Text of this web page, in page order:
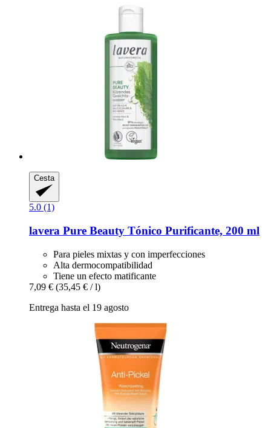
Cesta
5.0 (1)
lavera Pure Beauty Tónico Purificante, 200 ml
Para pieles mixtas y con imperfecciones
Alta dermocompatibilidad
Tiene un efecto matificante
7,09 € (35,45 € / l)
Entrega hasta el 19 agosto